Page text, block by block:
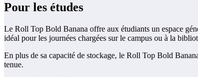
Pour les études
Le Roll Top Bold Banana offre aux étudiants un espace
idéal pour les journées chargées sur le campus ou à la
En plus de sa capacité de stockage, le Roll Top Bold
tenue.